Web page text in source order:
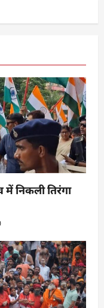
में निकली तिरंगा